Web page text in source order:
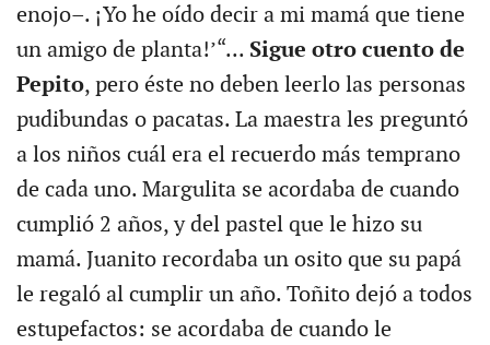
enojo–. ¡Yo he oído decir a mi mamá que tiene
un amigo de planta!’“... Sigue otro cuento de
Pepito, pero éste no deben leerlo las personas
pudibundas o pacatas. La maestra les preguntó
a los niños cuál era el recuerdo más temprano
de cada uno. Margulita se acordaba de cuando
cumplió 2 años, y del pastel que le hizo su
mamá. Juanito recordaba un osito que su papá
le regaló al cumplir un año. Toñito dejó a todos
estupefactos: se acordaba de cuando le